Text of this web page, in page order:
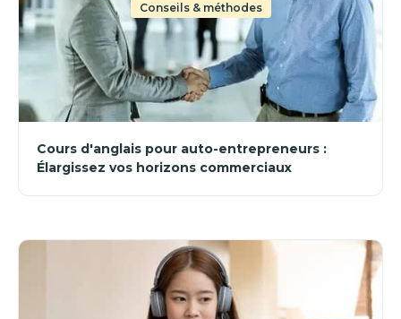
Conseils & méthodes
Cours d'anglais pour auto-entrepreneurs :
Élargissez vos horizons commerciaux